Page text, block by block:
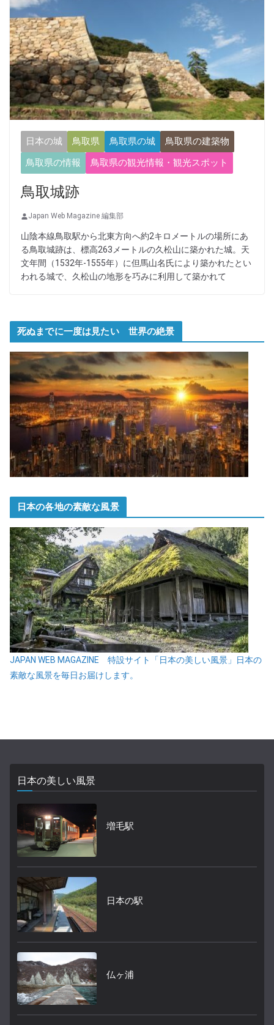
日本の城 鳥取県 鳥取県の城
鳥取県の建築物
鳥取県の情報
鳥取県の観光情報・観光スポット
鳥取城跡
Japan Web Magazine 編集部
山陰本線鳥取駅から北東方向へ約2キロメートルの場所にあ
る鳥取城跡は、標高263メートルの久松山に築かれた城。天
文年間（1532年-1555年）に但馬山名氏により築かれたとい
われる城で、久松山の地形を巧みに利用して築かれて
死ぬまでに一度は見たい 世界の絶景
日本の各地の素敵な風景
JAPAN WEB MAGAZINE 特設サイト「日本の美しい風景」日本の
素敵な風景を毎日お届けします。
日本の美しい風景
増毛駅
日本の駅
仏ヶ浦